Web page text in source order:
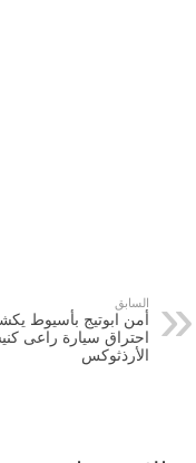
السابق
أمن ابوتيج بأسيوط
احتراق سيارة راعى
الأرذثوكس